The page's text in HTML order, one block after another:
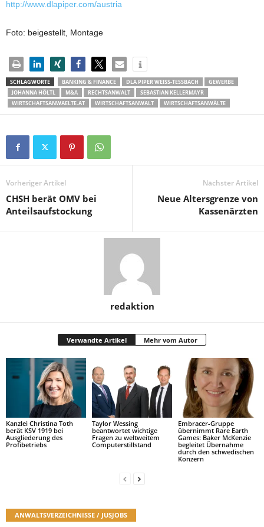
http://www.dlapiper.com/austria
Foto: beigestellt, Montage
SCHLAGWORTE BANKING & FINANCE DLA PIPER WEISS-TESSBACH
GEWERBE
JOHANNA HÖLTL
M&A RECHTSANWALT
SEBASTIAN KELLERMAYR
WIRTSCHAFTSANWAELTE.AT
WIRTSCHAFTSANWALT WIRTSCHAFTSANWÄLTE
Vorheriger Artikel
CHSH berät OMV bei
Anteilsaufstockung
Nächster Artikel
Neue Altersgrenze von
Kassenärzten
redaktion
Verwandte Artikel Mehr vom Autor
Kanzlei Christina Toth
berät KSV 1919 bei
Ausgliederung des
Profibetriebs
Taylor Wessing
beantwortet wichtige
Fragen zu weltweitem
Computerstillstand
Embracer-Gruppe
übernimmt Rare Earth
Games: Baker McKenzie
begleitet Übernahme
durch den schwedischen
Konzern
ANWALTSVERZEICHNISSE / JUSJOBS